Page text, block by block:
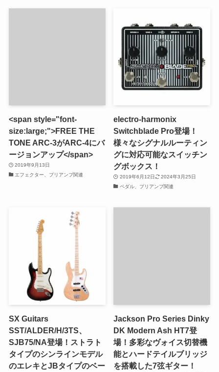
<span style="font-
size:large;">FREE THE
TONE ARC-3がARC-4にバ
ージョンアップ</span>
2019年9月13日
エフェクター、プリアンプ関連
electro-harmonix
Switchblade Pro登場！
様々なシグナルルーティン
グに対応可能なスイッチン
グボックス！
2019年6月12日
2024年3月25日
ペダル、プリアンプ関連
SX Guitars
SST/ALDER/H/3TS、
SJB75/NA登場！ストラト
タイプのシンラインモデル
のエレキとJBタイプのベー
Jackson Pro Series Dinky
DK Modern Ash HT7登
場！多彩なヴォイス切替機
能とハードテイルブリッジ
を搭載した7弦ギター！